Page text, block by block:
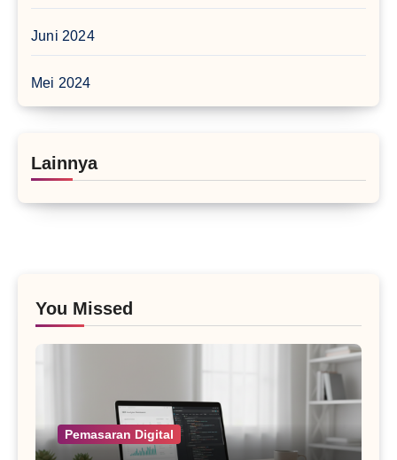
Juni 2024
Mei 2024
Lainnya
You Missed
Pemasaran Digital